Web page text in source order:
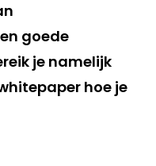
goede
je namelijk
hoe je